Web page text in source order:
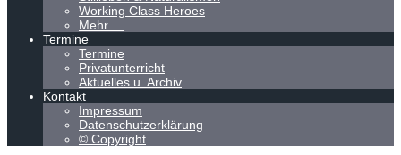
Working Class Heroes
Mehr …
Termine
Termine
Privatunterricht
Aktuelles u. Archiv
Kontakt
Impressum
Datenschutzerklärung
© Copyright